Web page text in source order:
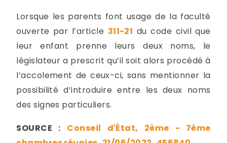
Lorsque les parents font usage de la faculté
ouverte par l’article 311-21 du code civil que
leur enfant prenne leurs deux noms, le
législateur a prescrit qu’il soit alors procédé à
l’accolement de ceux-ci, sans mentionner la
possibilité d’introduire entre les deux noms
des signes particuliers.
SOURCE :
Conseil d'État, 2ème - 7ème